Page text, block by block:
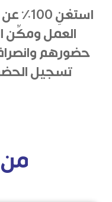
العمل ومكِّن
حضورهم
تسجيل
من